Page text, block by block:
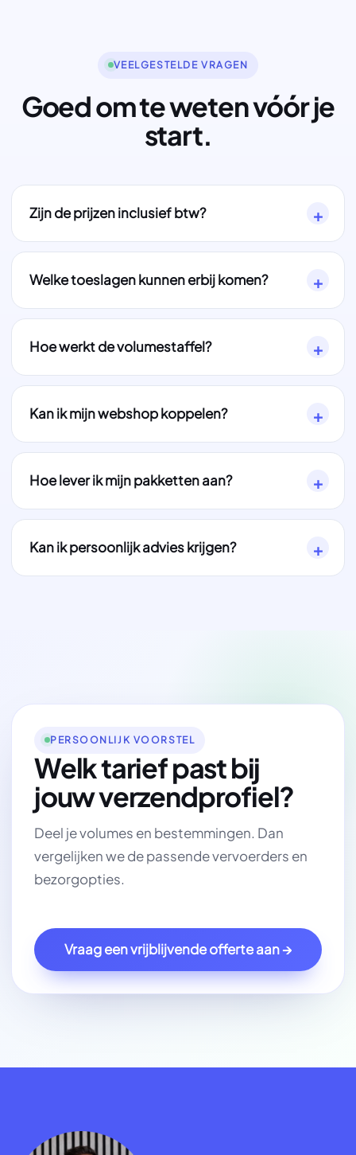
VEELGESTELDE VRAGEN
Goed om te weten vóór je
start.
Zijn de prijzen inclusief btw?
Welke toeslagen kunnen erbij komen?
Hoe werkt de volumestaffel?
Kan ik mijn webshop koppelen?
Hoe lever ik mijn pakketten aan?
Kan ik persoonlijk advies krijgen?
PERSOONLIJK VOORSTEL
Welk tarief past bij
jouw verzendprofiel?
Deel je volumes en bestemmingen. Dan
vergelijken we de passende vervoerders en
bezorgopties.
Vraag een vrijblijvende offerte aan →